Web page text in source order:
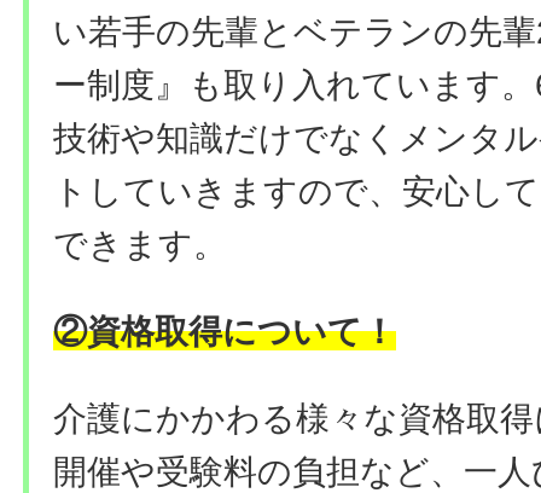
い若手の先輩とベテランの先
ー制度』も取り入れています
技術や知識だけでなくメンタ
トしていきますので、安心し
できます。
②資格取得について！
介護にかかわる様々な資格取
開催や受験料の負担など、一